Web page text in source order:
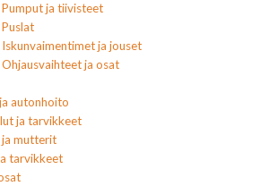
Pumput ja tiivisteet
Puslat
Iskunvaimentimet ja jouset
Ohjausvaihteet ja osat
autonhoito
ja tarvikkeet
ja mutterit
tarvikkeet